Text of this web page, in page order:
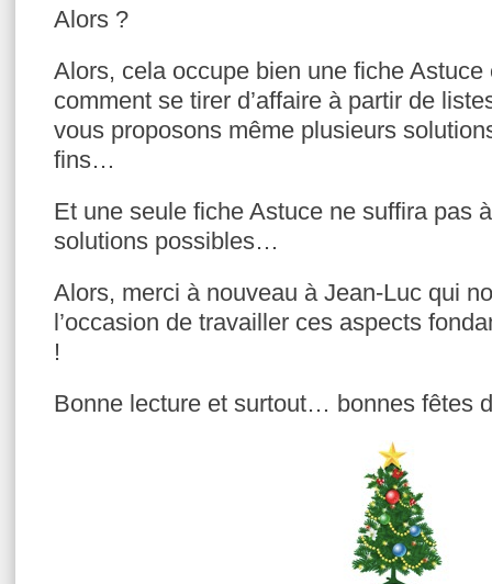
Alors ?
Alors, cela occupe bien une fiche
comment se tirer d’affaire à partir de
vous proposons même plusieurs
fins…
Et une seule fiche Astuce ne suffira pas
solutions possibles…
Alors, merci à nouveau à Jean-Luc qui
l’occasion de travailler ces aspects
!
Bonne lecture et surtout… bonnes fêtes